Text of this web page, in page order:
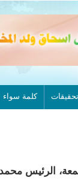
كلمة سواء
الرئيس